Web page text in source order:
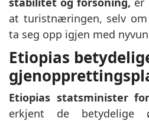
at turistnæringen, selv
ta seg opp igjen med
Etiopias
Etiopias statsminister
erkjent de betydelige